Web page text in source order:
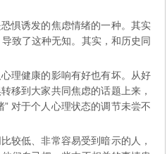
惧诱发的焦虑情绪的一种。其实
致了这种无知。其实，和历史同
理健康的影响有好也有坏。从好
移到大家共同焦虑的话题上来，
对于个人心理状态的调节未尝不
低、非常容易受到暗示的人，